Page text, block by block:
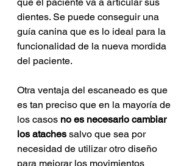
dientes. Se puede conseguir una
guía canina que es lo ideal para la
funcionalidad de la nueva mordida
del paciente.
Otra ventaja del escaneado es que
es tan preciso que en la mayoría de
los casos no es necesario cambiar
los ataches salvo que sea por
necesidad de utilizar otro diseño
para mejorar los movimientos